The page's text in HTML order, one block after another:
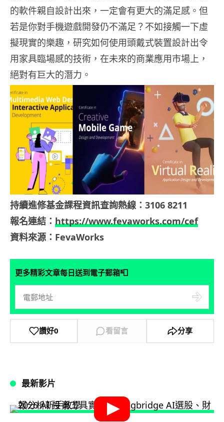
的軟件親自設計出來，一定會有更大的滿足感。但
若是你對手機遊戲開發仍不滿足？不如接觸一下虛
擬現實的樂趣，研究如何使用頭戴式裝置設計出令
用家具臨場感的技術，在未來的商業應用市場上，
絕對有巨大的潛力。
持續進修基金課程資訊查詢熱線：3106 8211
報名連結： https://www.fevaworks.com/cef
資料來源：FevaWorks
更多精彩文章每日送到電子郵箱📮
讚好0 看留言 分享
最新影片